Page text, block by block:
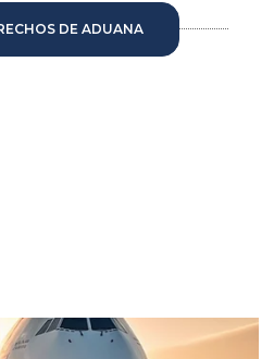
DE ADUANA